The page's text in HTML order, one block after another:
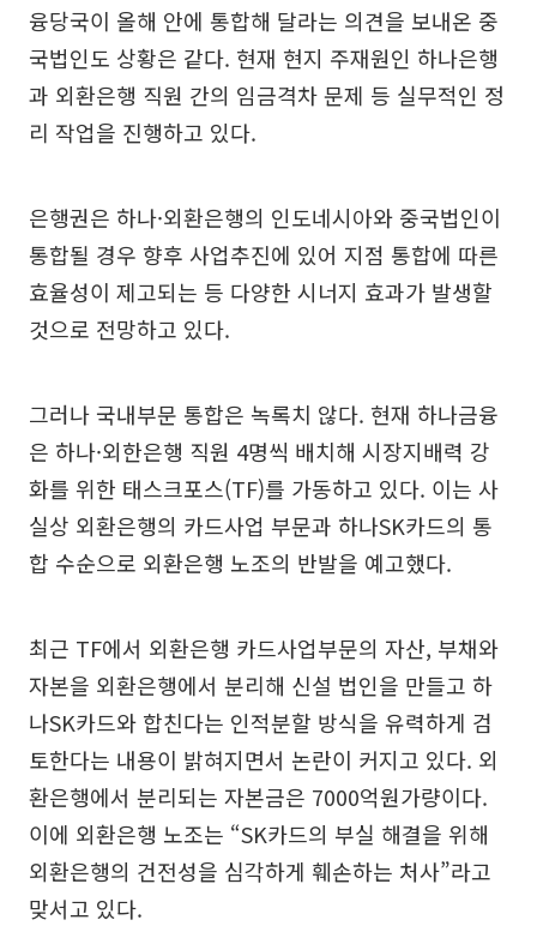
융당국이 올해 안에 통합해 달라는 의견을 보내온 중
국법인도 상황은 같다. 현재 현지 주재원인 하나은행
과 외환은행 직원 간의 임금격차 문제 등 실무적인 정
리 작업을 진행하고 있다.
은행권은 하나·외환은행의 인도네시아와 중국법인이
통합될 경우 향후 사업추진에 있어 지점 통합에 따른
효율성이 제고되는 등 다양한 시너지 효과가 발생할
것으로 전망하고 있다.
그러나 국내부문 통합은 녹록치 않다. 현재 하나금융
은 하나·외한은행 직원 4명씩 배치해 시장지배력 강
화를 위한 태스크포스(TF)를 가동하고 있다. 이는 사
실상 외환은행의 카드사업 부문과 하나SK카드의 통
합 수순으로 외환은행 노조의 반발을 예고했다.
최근 TF에서 외환은행 카드사업부문의 자산, 부채와
자본을 외환은행에서 분리해 신설 법인을 만들고 하
나SK카드와 합친다는 인적분할 방식을 유력하게 검
토한다는 내용이 밝혀지면서 논란이 커지고 있다. 외
환은행에서 분리되는 자본금은 7000억원가량이다.
이에 외환은행 노조는 “SK카드의 부실 해결을 위해
외환은행의 건전성을 심각하게 훼손하는 처사”라고
맞서고 있다.